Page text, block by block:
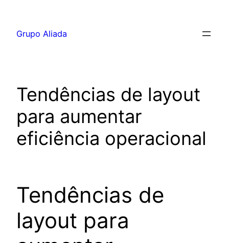
Grupo Aliada
Tendências de layout
para aumentar
eficiência operacional
Tendências de
layout para